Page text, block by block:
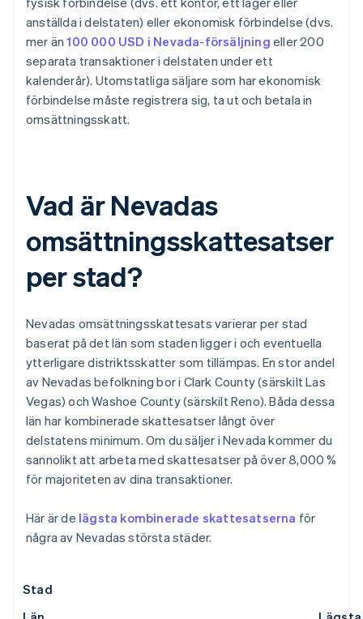
anställda i delstaten) eller ekonomisk förbindelse (dvs.
mer än100 000 USD i Nevada-försäljning eller 200
separata transaktioner i delstaten under ett
kalenderår). Utomstatliga säljare som har ekonomisk
förbindelse måste registrera sig, ta ut och betala in
omsättningsskatt.
Vad är Nevadas
omsättningsskattesatser
per stad?
Nevadas omsättningsskattesats varierar per stad
baserat på det län som staden ligger i och eventuella
ytterligare distriktsskatter som tillämpas. En stor andel
av Nevadas befolkning bor i Clark County (särskilt Las
Vegas) och Washoe County (särskilt Reno). Båda dessa
län har kombinerade skattesatser långt över
delstatens minimum. Om du säljer i Nevada kommer du
sannolikt att arbeta med skattesatser på över 8,000 %
för majoriteten av dina transaktioner.
Här är de lägsta kombinerade skattesatserna för
några av Nevadas största städer.
Stad